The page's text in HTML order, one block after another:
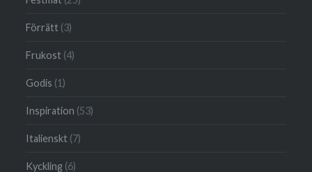
Förrätt (3)
Frukost (4)
Godis (1)
Inspiration (53)
Italienskt (7)
Kyckling (6)